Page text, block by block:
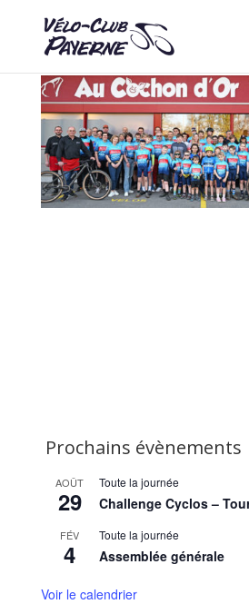
Prochains évènements
AOÛT
29
Toute la journée
Challenge Cyclos –
FÉV
4
Toute la journée
Assemblée générale
Voir le calendrier